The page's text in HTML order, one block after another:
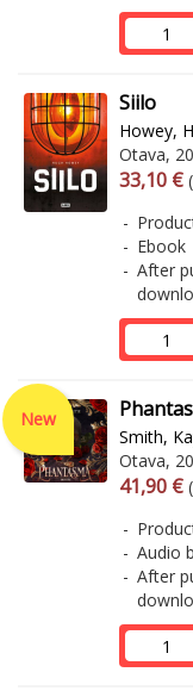
Siilo
Howey,
Otava,
33,10 €
Ebook
After
New
Smith,
Otava,
41,90 €
Audio
After